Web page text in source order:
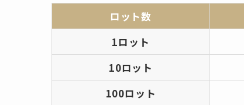
ロット数
1ロット
10ロット
100ロット